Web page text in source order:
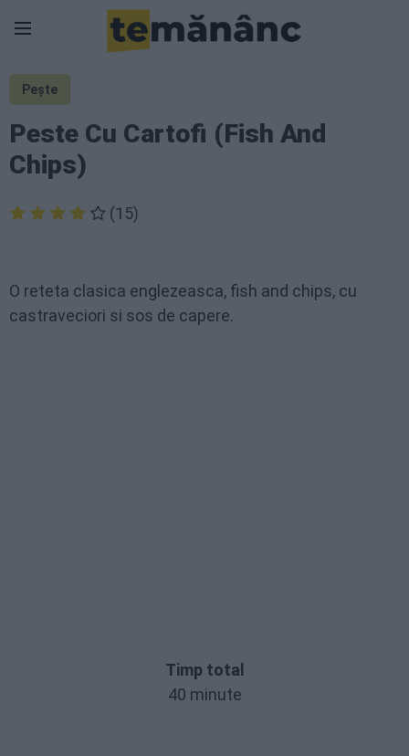
Pește
Peste Cu Cartofi (Fish And
Chips)
(15)
O reteta clasica englezeasca, fish and chips, cu
castraveciori si sos de capere.
Timp total
40 minute